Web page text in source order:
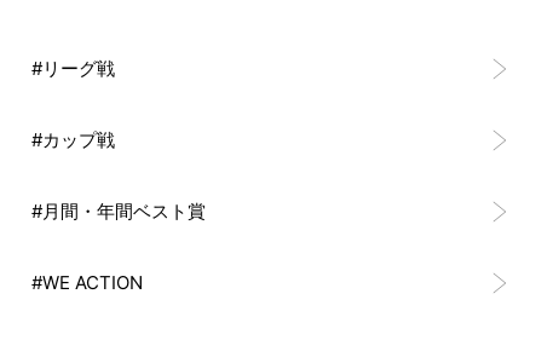
#リーグ戦
#カップ戦
#月間・年間ベスト賞
#WE ACTION